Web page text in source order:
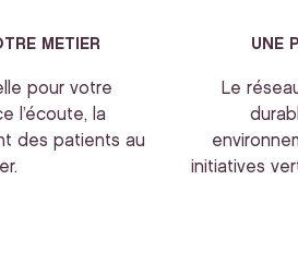
METIER
pour votre
l’écoute, la
des patients au
UNE
Le
initiatives